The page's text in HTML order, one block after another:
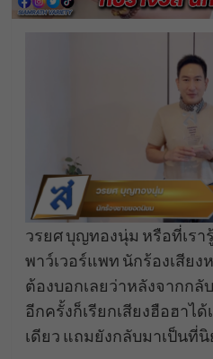
วรยศ บุญทองนุ่ม หรือที่เร
พาว์เวอร์แพท นักร้องเสียง
ต้องบอกเลยว่าหลังจากกลั
อีกครั้งก็เรียกเสียงฮือฮาไ
เดียว แถมยังกลับมาเป็นที่